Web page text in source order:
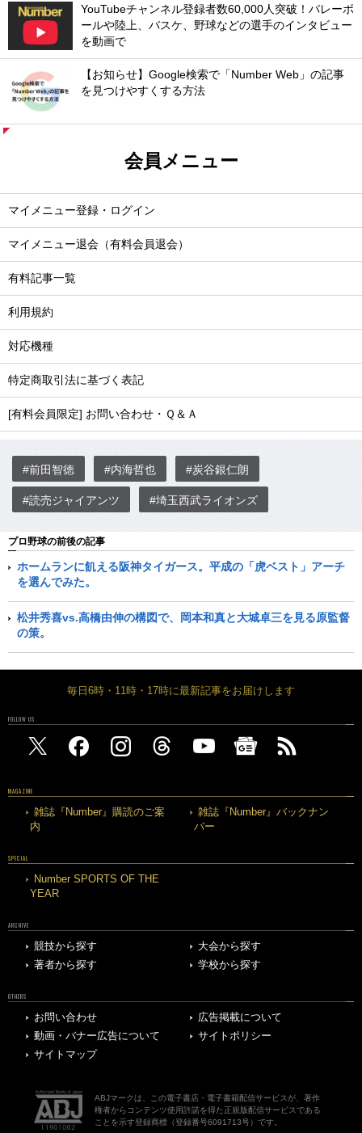
YouTubeチャンネル登録者数60,000人突破！バレーボ
ールや陸上、バスケ、野球などの選手のインタビュー
を動画で
【お知らせ】Google検索で「Number Web」の記事
を見つけやすくする方法
会員メニュー
マイメニュー登録・ログイン
マイメニュー退会（有料会員退会）
有料記事一覧
利用規約
対応機種
特定商取引法に基づく表記
[有料会員限定] お問い合わせ・Ｑ＆Ａ
#前田智徳 #内海哲也 #炭谷銀仁朗
#読売ジャイアンツ #埼玉西武ライオンズ
プロ野球の前後の記事
ホームランに飢える阪神タイガース。平成の「虎ベスト」アーチ
を選んでみた。
松井秀喜vs.高橋由伸の構図で、岡本和真と大城卓三を見る原監督
の策。
毎日6時・11時・17時に最新記事をお届けします
FOLLOW US
MAGAZINE
雑誌『Number』購読のご案
内
雑誌『Number』バックナン
バー
SPECIAL
Number SPORTS OF THE
YEAR
ARCHIVE
競技から探す
大会から探す
著者から探す
学校から探す
OTHERS
お問い合わせ
広告掲載について
動画・バナー広告について
サイトポリシー
サイトマップ
ABJマークは、この電子書店・電子書籍配信サービスが、著作
権者からコンテンツ使用許諾を得た正規版配信サービスである
ことを示す登録商標（登録番号6091713号）です。